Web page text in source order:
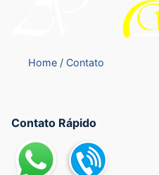
Home Contato
Contato Rápido